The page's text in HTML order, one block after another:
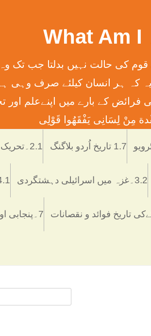
(سورت13الرعدآیت11) ترجمہ ۔ الله تعالٰی کسی قوم کی حالت
لِلْإِنسَانِ إِلَّا مَا سَعَی (سورت 53 النّجم آیت 39) ترجمہ ۔ اور یہ
فرائض کے بارے میں اپنےعلم
مِنْ لِسَانِی يَفْقَھُوا قَوْلِی
1.7 تاریخ اُردو بلاگنگ 2.1۔تحریک آزادی جموں کشمیر
3.2۔غزہ ميں اسرائيلی دہشتگردی 4.1۔رشتۂ
7۔پنجابی اور اُردو کی حقیقت